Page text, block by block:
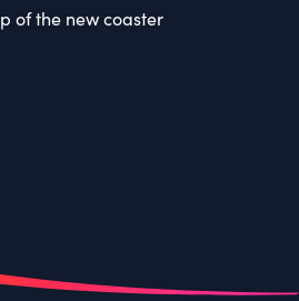
of the new coaster